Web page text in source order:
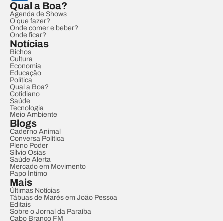
Qual a Boa?
Agenda de Shows
O que fazer?
Onde comer e beber?
Onde ficar?
Notícias
Bichos
Cultura
Economia
Educação
Política
Qual a Boa?
Cotidiano
Saúde
Tecnologia
Meio Ambiente
Blogs
Caderno Animal
Conversa Política
Pleno Poder
Sílvio Osias
Saúde Alerta
Mercado em Movimento
Papo Íntimo
Mais
Últimas Notícias
Tábuas de Marés em João Pessoa
Editais
Sobre o Jornal da Paraíba
Cabo Branco FM